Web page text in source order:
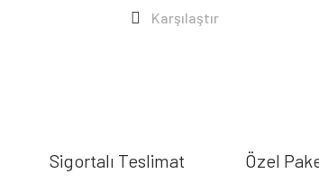
Karşılaştır
Sigortalı Teslimat Özel